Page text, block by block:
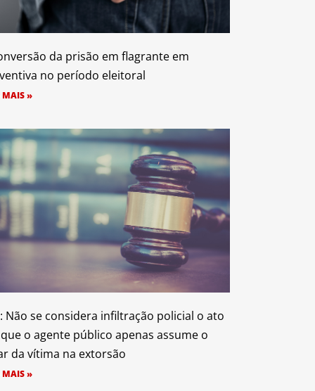
da prisão em flagrante em
no período eleitoral
MAIS »
Não se considera infiltração policial o ato
o agente público apenas assume o
da vítima na extorsão
MAIS »